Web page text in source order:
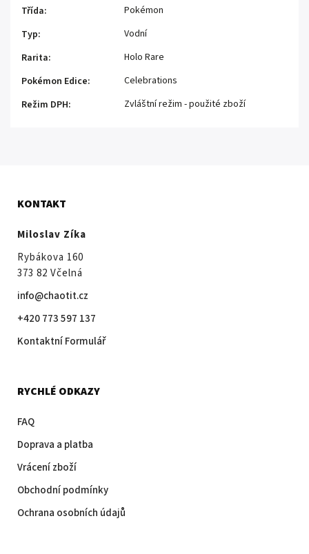
Třída:
Pokémon
Typ:
Vodní
Rarita:
Holo Rare
Pokémon Edice:
Celebrations
Režim DPH: Zvláštní režim - použité zboží
KONTAKT
Miloslav Zíka
Rybákova 160
373 82 Včelná
info@chaotit.cz
+420 773 597 137
Kontaktní Formulář
RYCHLÉ ODKAZY
FAQ
Doprava a platba
Vrácení zboží
Obchodní podmínky
Ochrana osobních údajů